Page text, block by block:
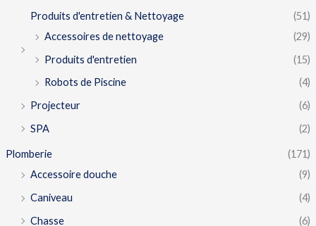
Produits d'entretien & Nettoyage
(51)
Accessoires de nettoyage
(29)
Produits d'entretien
(15)
Robots de Piscine
(4)
Projecteur
(6)
SPA
(2)
Plomberie
(171)
Accessoire douche
(9)
Caniveau
(4)
Chasse
(6)